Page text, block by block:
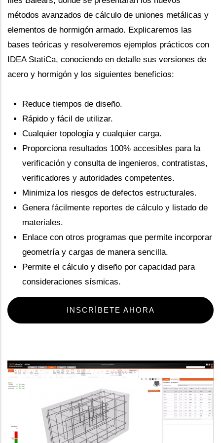
métodos avanzados de cálculo de uniones metálicas y
elementos de hormigón armado. Explicaremos las
bases teóricas y resolveremos ejemplos prácticos con
IDEA StatiCa, conociendo en detalle sus versiones de
acero y hormigón y los siguientes beneficios:
Reduce tiempos de diseño.
Rápido y fácil de utilizar.
Cualquier topología y cualquier carga.
Proporciona resultados 100% accesibles para la
verificación y consulta de ingenieros, contratistas,
verificadores y autoridades competentes.
Minimiza los riesgos de defectos estructurales.
Genera fácilmente reportes de cálculo y listado de
materiales.
Enlace con otros programas que permite incorporar
geometría y cargas de manera sencilla.
Permite el cálculo y diseño por capacidad para
consideraciones sísmicas.
INSCRÍBETE AHORA